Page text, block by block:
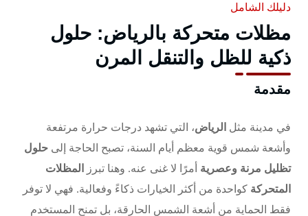
دليلك الشامل
مظلات متحركة بالرياض: حلول
ذكية للظل والتنقل المرن
مقدمة
في مدينة مثل الرياض، التي تشهد درجات حرارة مرتفعة
وأشعة شمس قوية معظم أيام السنة، تصبح الحاجة إلى حلول
تظليل مرنة وعصرية أمرًا لا غنى عنه. وهنا تبرز
المظلات
المتحركة كواحدة من أكثر الخيارات ذكاءً وفعالية. فهي لا توفر
فقط الحماية من أشعة الشمس الحارقة، بل تمنح المستخدم